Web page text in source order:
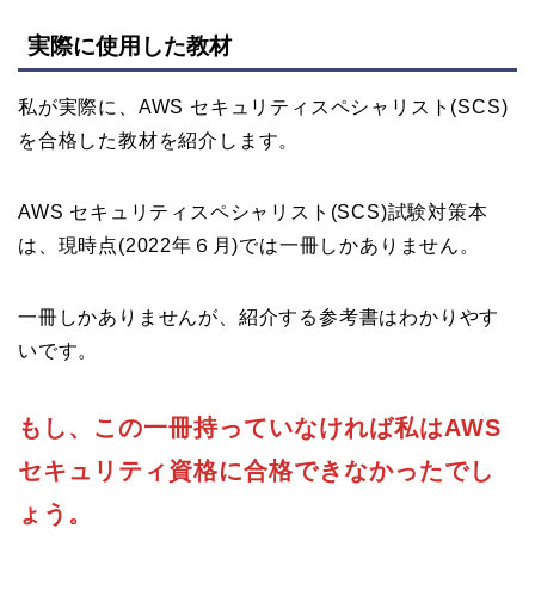
実際に使用した教材
私が実際に、AWS セキュリティスペシャリスト(SCS)
を合格した教材を紹介します。
AWS セキュリティスペシャリスト(SCS)試験対策本
は、現時点(2022年６月)では一冊しかありません。
一冊しかありませんが、紹介する参考書はわかりやす
いです。
もし、この一冊持っていなければ私はAWS
セキュリティ資格に合格できなかったでし
ょう。